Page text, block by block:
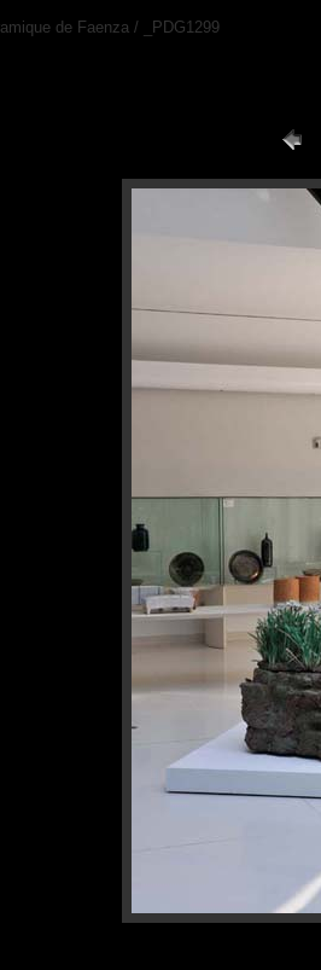
de Faenza / _PDG1299